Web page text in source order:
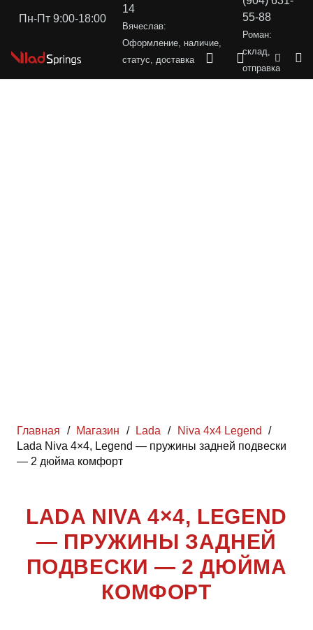
Пн-Пт 9:00-18:00
14
Вячеслав:
Оформление, наличие,
статус, доставка
55-88
Роман:
склад,
отправка
Главная / Магазин / Lada / Niva 4x4 Legend
/
Lada Niva 4×4, Legend — пружины задней подвески
— 2 дюйма комфорт
LADA NIVA 4×4, LEGEND
— ПРУЖИНЫ ЗАДНЕЙ
ПОДВЕСКИ — 2 ДЮЙМА
КОМФОРТ